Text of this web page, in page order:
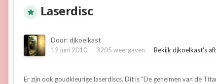
Laserdisc
Door: djkoelkast
12 juni 2010 3205 weergaven Bekijk djkoelkast's
Er zijn ook goudkleurige laserdiscs. Dit is "De geheimen van de